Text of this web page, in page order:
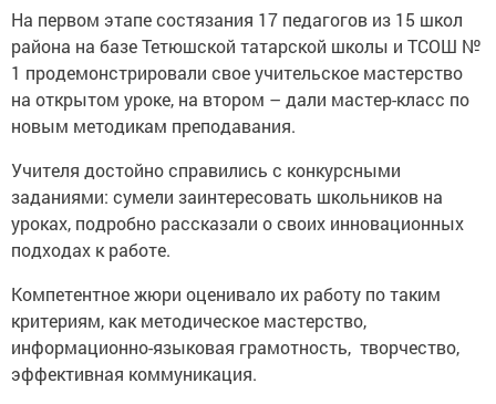
На первом этапе состязания 17 педагогов из 15 школ
района на базе Тетюшской татарской школы и ТСОШ №
1 продемонстрировали свое учительское мастерство
на открытом уроке, на втором – дали мас­тер-класс по
новым методикам преподавания.
Учителя достойно справились с конкурсными
заданиями: сумели заинтересовать школьников на
уроках, подробно рассказали о своих инновационных
подходах к работе.
Компетентное жюри оценивало их работу по таким
критериям, как методическое мастерство,
информационно-­языковая грамотность, творчество,
эффективная коммуникация.